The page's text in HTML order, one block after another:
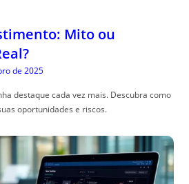
Mito ou
de 2025
destaque cada vez mais. Descubra como
oportunidades e riscos.